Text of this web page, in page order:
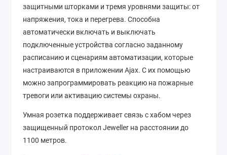
защитными шторками и тремя уровнями защиты: от
напряжения, тока и перегрева. Способна
автоматически включать и выключать
подключенные устройства согласно заданному
расписанию и сценариям автоматизации, которые
настраиваются в приложении Ajax. С их помощью
можно запрограммировать реакцию на пожарные
тревоги или активацию системы охраны.
Умная розетка поддерживает связь с хабом через
защищенный протокол Jeweller на расстоянии до
1100 метров.